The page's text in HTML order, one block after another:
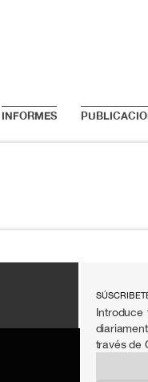
INFORMES
través de